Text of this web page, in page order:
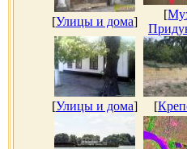
[Улицы и дома]
[
[Улицы и дома] [